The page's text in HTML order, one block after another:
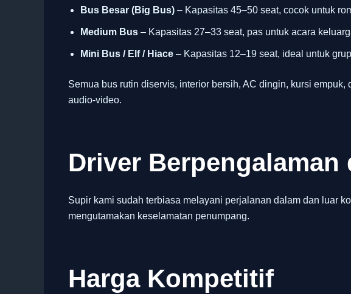
Bus Besar (Big Bus) – Kapasitas 45–50 seat, cocok untuk
Medium Bus – Kapasitas 27–33 seat, pas untuk acara
Mini Bus / Elf / Hiace – Kapasitas 12–19 seat, ideal untuk
Semua bus rutin diservis, interior bersih, AC dingin, kursi
audio-video.
Driver Berpengalaman
Supir kami sudah terbiasa melayani perjalanan dalam dan luar
mengutamakan keselamatan penumpang.
Harga Kompetitif